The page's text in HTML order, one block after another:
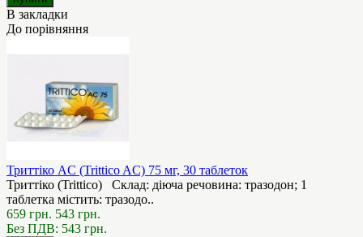
В закладки
До порівняння
Триттіко AC (Trittico AC) 75 мг, 30 таблеток
Триттіко (Trittico) Склад: діюча речовина: тразодон; 1
таблетка містить: тразодо..
659 грн. 543 грн.
Без ПДВ: 543 грн.